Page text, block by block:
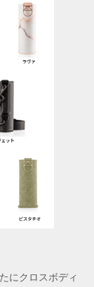
にクロスボディ